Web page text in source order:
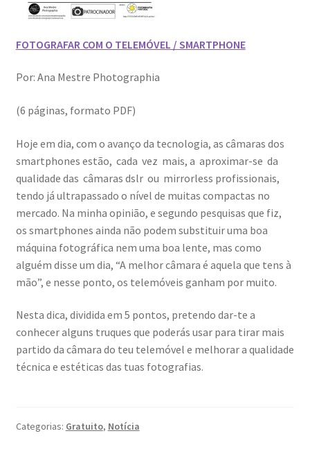
FOTOGRAFAR COM O TELEMÓVEL / SMARTPHONE
Por: Ana Mestre Photographia
(6 páginas, formato PDF)
Hoje em dia, com o avanço da tecnologia, as câmaras dos
smartphones estão, cada vez mais, a aproximar-se da
qualidade das câmaras dslr ou mirrorless profissionais,
tendo já ultrapassado o nível de muitas compactas no
mercado. Na minha opinião, e segundo pesquisas que fiz,
os smartphones ainda não podem substituir uma boa
máquina fotográfica nem uma boa lente, mas como
alguém disse um dia, “A melhor câmara é aquela que tens à
mão”, e nesse ponto, os telemóveis ganham por muito.
Nesta dica, dividida em 5 pontos, pretendo dar-te a
conhecer alguns truques que poderás usar para tirar mais
partido da câmara do teu telemóvel e melhorar a qualidade
técnica e estéticas das tuas fotografias.
Categorias: Gratuito, Notícia